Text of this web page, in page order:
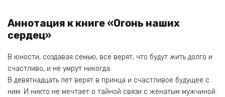
Аннотация к книге «Огонь наших
сердец»
В юности, создавая семью, все верят, что будут жить долго и
счастливо, и не умрут никогда.
В девятнадцать лет верят в принца и счастливое будущее с
ним. И никто не мечтает о тайной связи с женатым мужчиной.